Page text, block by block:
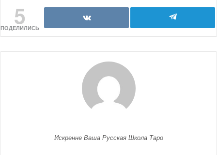
5
ПОДЕЛИЛИСЬ
Искренне Ваша Русская Школа Таро